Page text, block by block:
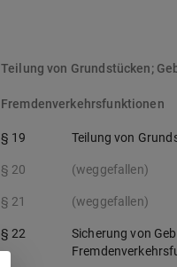
Teilung von Grundstücken;
Fremdenverkehrsfunktionen
§ 19 Teilung von
§ 20 (weggefallen)
§ 21 (weggefallen)
§ 22
Sicherung von